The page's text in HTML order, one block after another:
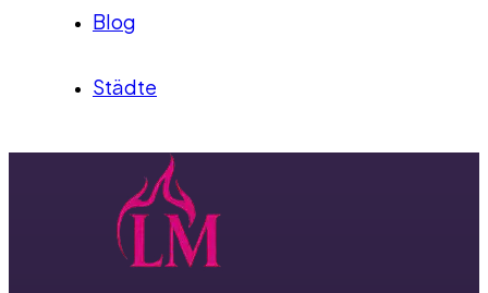
Blog
Städte